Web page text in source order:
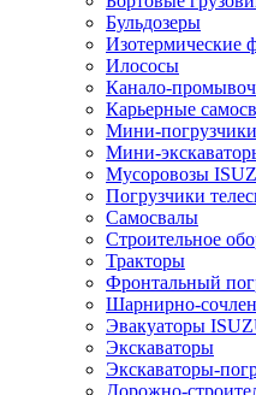
Бульдозеры
Изотермические
Илососы
Канало-
Карьерные
Мини-погрузчики
Мини-
Мусоровозы
Погрузчики
Самосвалы
Строительное
Тракторы
Фронтальный
Шарнирно-
Эвакуаторы
Экскаваторы
Экскаваторы-
Дорожно-